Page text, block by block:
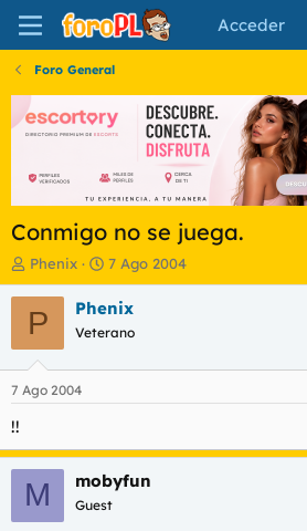
Acceder
Foro General
Conmigo no se juega.
I
n
i
c
a
o
e
l
t
e
Phenix
F
e
c
a
i
c
i
o
7 Ago 2004
P Phenix
Veterano
7 Ago 2004
!!
M mobyfun
Guest